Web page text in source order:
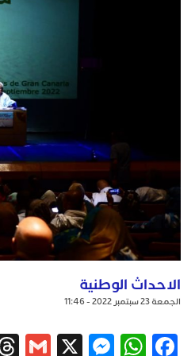
الاحداث الوطنية
الجمعة 23 سبتمبر 2022 - 11:46
Facebook
WhatsApp
X